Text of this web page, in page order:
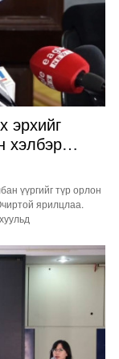
эрхийг
хэлбэр
үүргийг түр орлон
ярилцлаа.